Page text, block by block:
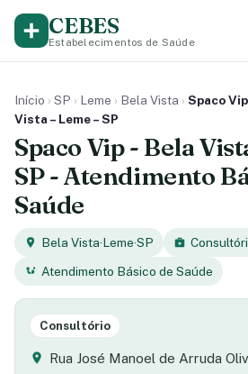
CEBES
Estabelecimentos de Saúde
Início › SP › Leme › Bela Vista › Spaco
Vista – Leme – SP
Spaco Vip - Bela
SP - Atendimento
Saúde
Bela Vista·Leme·SP
Atendimento Básico de Saúde
Consultório
Rua José Manoel de Arruda